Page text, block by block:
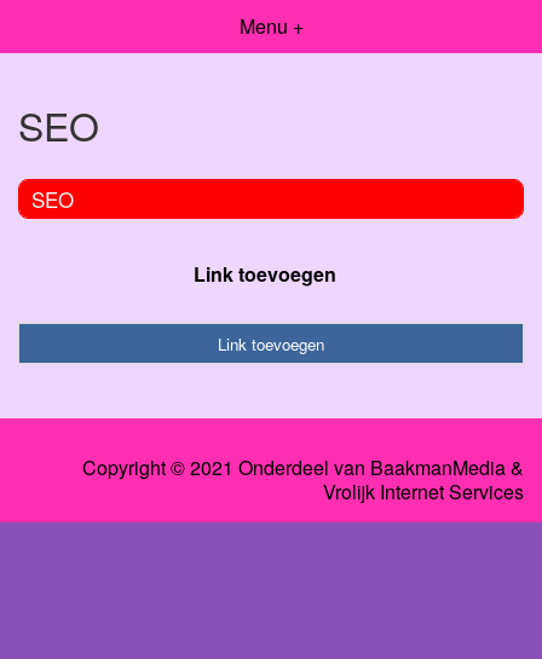
Menu +
SEO
SEO
Link toevoegen
Link toevoegen
Copyright © 2021 Onderdeel van BaakmanMedia&
Vrolijk Internet Services